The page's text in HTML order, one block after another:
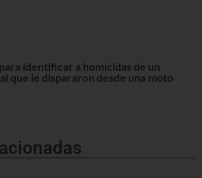
identificar a homicidas de un
que le dispararon desde una moto